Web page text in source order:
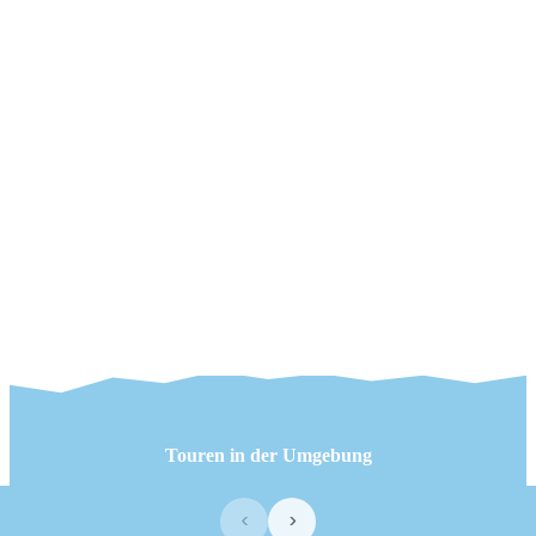
Touren in der Umgebung
‹ ›